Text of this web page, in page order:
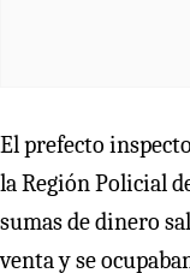
El prefecto
la Región Policial
sumas de dinero
venta y se